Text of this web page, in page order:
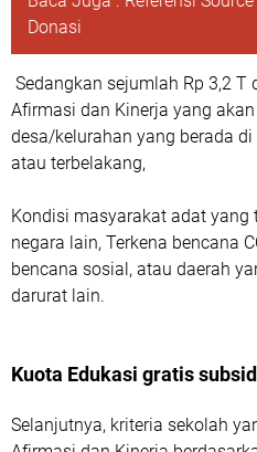
Donasi
Sedangkan sejumlah Rp 3,2
Afirmasi dan Kinerja yang
desa/kelurahan yang berada
atau terbelakang,
Kondisi masyarakat adat yang
negara lain, Terkena bencana
bencana sosial, atau daerah
darurat lain.
Kuota Edukasi gratis
Selanjutnya, kriteria sekolah